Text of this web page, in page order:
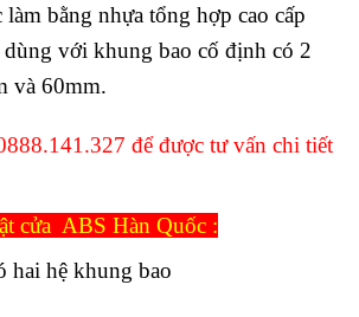
làm bằng nhựa tổng hợp cao cấp
với khung bao cố định có 2
và 60mm.
để được tư vấn chi tiết
cửa ABS Hàn Quốc :
hai hệ khung bao